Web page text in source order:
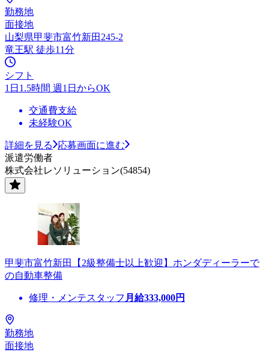
勤務地
面接地
山梨県甲斐市富竹新田245-2
竜王駅 徒歩11分
シフト
1日1.5時間 週1日からOK
交通費支給
未経験OK
詳細を見る
応募画面に進む
派遣労働者
株式会社レソリューション(54854)
甲斐市富竹新田【2級整備士以上歓迎】ホンダディーラーで
の自動車整備
修理・メンテスタッフ 月給333,000円
勤務地
面接地